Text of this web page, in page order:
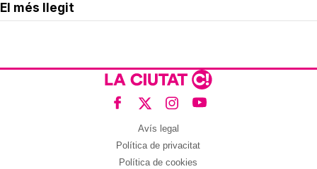
El més llegit
Avís legal
Política de privacitat
Política de cookies